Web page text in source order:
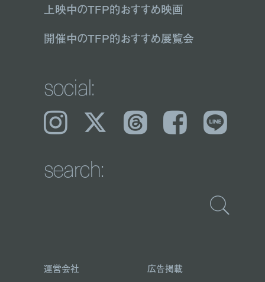
上映中のTFP的おすすめ映画
開催中のTFP的おすすめ展覧会
social:
Instagram 𝕏 Threads Facebook LINE
search:
運営会社
広告掲載